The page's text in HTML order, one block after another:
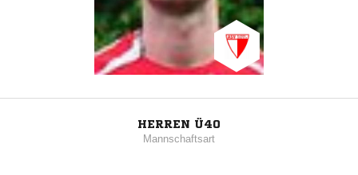
HERREN Ü40
Mannschaftsart